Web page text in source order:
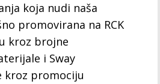
koja nudi naša
promovirana na RCK
kroz brojne
i Sway
kroz promociju